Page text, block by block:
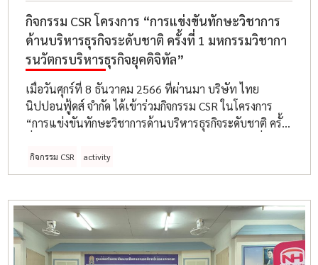
กิจกรรม CSR โครงการ “การแข่งขันทักษะวิชาการ
ด้านบริหารธุรกิจระดับชาติ ครั้งที่ 1 มหกรรมวิชากา
รนวัตกรบริหารธุรกิจยุคดิจิทัล”
เมื่อวันศุกร์ที่ 8 ธันวาคม 2566 ที่ผ่านมา บริษัท ไทย
นิปปอนฟู้ดส์ จำกัด ได้เข้าร่วมกิจกรรม CSR ในโครงการ
“การแข่งขันทักษะวิชาการด้านบริหารธุรกิจระดับชาติ ครั้ง
มหาวิทยาลัยเทคโนโลยีราชมงคลสุวรรณภูมิ ศูนย์
พระนครศรีอยุธยา (วิทยาเขตวาสุกรี)
กิจกรรม CSR activity